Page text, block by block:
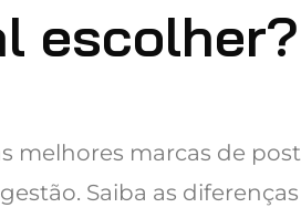
escolher?
melhores marcas de
Saiba as